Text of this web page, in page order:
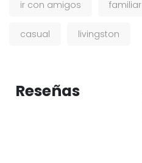
ir con amigos familiar
casual livingston
Reseñas